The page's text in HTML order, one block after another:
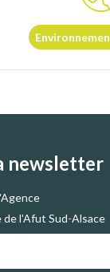
newsletter
de l'Afut Sud-Alsace